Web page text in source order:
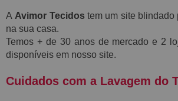
A Avimor Tecidos tem um site blindado
na sua casa.
Temos + de 30 anos de mercado e 2
disponíveis em nosso site.
Cuidados com a Lavagem do